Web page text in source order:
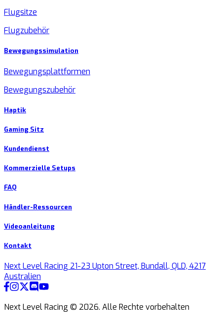
Flugsitze
Flugzubehör
Bewegungssimulation
Bewegungsplattformen
Bewegungszubehör
Haptik
Gaming Sitz
Kundendienst
Kommerzielle Setups
FAQ
Händler-Ressourcen
Videoanleitung
Kontakt
Next Level Racing 21-23 Upton Street, Bundall, QLD, 4217
Australien
Next Level Racing © 2026. Alle Rechte vorbehalten